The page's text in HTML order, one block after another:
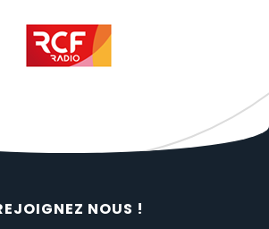
NOUS !